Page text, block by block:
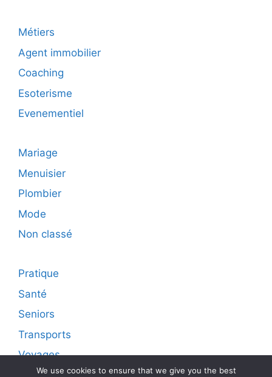
Métiers
Agent immobilier
Coaching
Esoterisme
Evenementiel
Mariage
Menuisier
Plombier
Mode
Non classé
Pratique
Santé
Seniors
Transports
Voyages
We use cookies to ensure that we give you the best